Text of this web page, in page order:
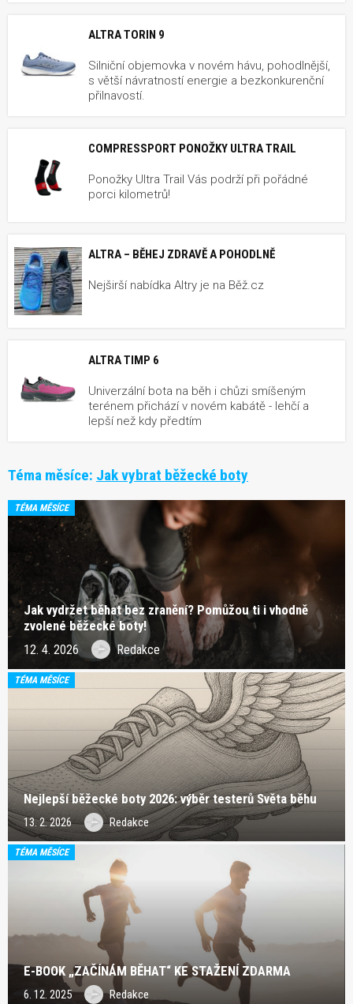
ALTRA TORIN 9
Silniční objemovka v novém hávu, pohodlnější,
s větší návratností energie a bezkonkurenční
přilnavostí.
COMPRESSPORT PONOŽKY ULTRA TRAIL
Ponožky Ultra Trail Vás podrží při pořádné
porci kilometrů!
ALTRA – BĚHEJ ZDRAVĚ A POHODLNĚ
Nejširší nabídka Altry je na Běž.cz
ALTRA TIMP 6
Univerzální bota na běh i chůzi smíšeným
terénem přichází v novém kabátě - lehčí a
lepší než kdy předtím
Téma měsíce: Jak vybrat běžecké boty
TÉMA MĚSÍCE
Jak vydržet běhat bez zranění? Pomůžou ti i vhodně
zvolené běžecké boty!
12. 4. 2026 Redakce
TÉMA MĚSÍCE
Nejlepší běžecké boty 2026: výběr testerů Světa běhu
13. 2. 2026 Redakce
TÉMA MĚSÍCE
E-BOOK „ZAČÍNÁM BĚHAT“ KE STAŽENÍ ZDARMA
6. 12. 2025 Redakce